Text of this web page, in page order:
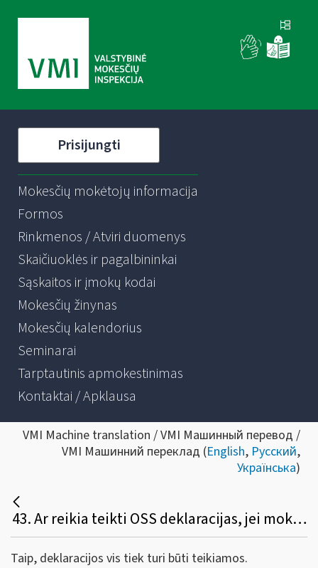
Prisijungti
Mokesčių mokėtojų informacija
Formos
Rinkmenos / Atviri duomenys
Skaičiuoklės ir pagalbininkai
Sąskaitos ir įmokų kodai
Mokesčių žinynas
Mokesčių kalendorius
Seminarai
Tarptautinis apmokestinimas
Kontaktai / Apklausa
VMI Machine translation / VMI Машинный перевод /
VMI Машинний переклад (English, Русский,
Українська)
43. Ar reikia teikti OSS deklaracijas, jei mokestinį laikotarpį nebuvo pardavimų?
Taip, deklaracijos vis tiek turi būti teikiamos.